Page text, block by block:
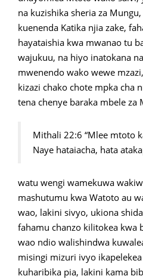
na kuzishika sheria za
kuenenda Katika njia zake,
hayataishia kwa mwanao tu
wajukuu, na hiyo inatokana
mwenendo wako wewe
kizazi chako chote mpka cha
tena chenye baraka mbele za
Mithali 22:6 “Mlee mtoto
Naye hataiacha, hata
watu wengi wamekuwa
mashutumu kwa Watoto au
wao, lakini sivyo, ukiona
fahamu chanzo kilitokea kwa
wao ndio walishindwa
misingi mizuri ivyo
kuharibika pia, lakini kama